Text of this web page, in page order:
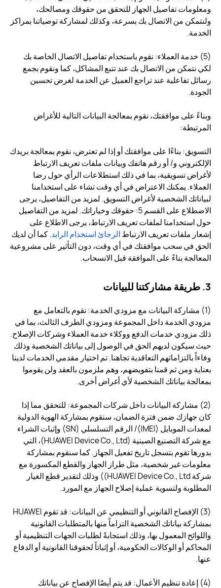
ومعلومات تفاصيل الجهاز للتحقق من حقوقك ومصالحك،
ولنتمكن من الاتصال بك بسرعة، وكذلك لمشاركة توصياتنا بمراكز
الخدمة.
(5) خدمة العملاء: نقوم باستخدام تفاصيل الاتصال الخاصة بك
لكي نتمكن من الاتصال بك عند تتبع المشاكل، كما ونقوم بجمع
رسائل تفاعلية عند تراجع العميل عن الخدمة لغرض تحسين
الجودة.
وبناءً على موافقتك، نقوم بمعالجة البيانات التالية للأغراض
المرتبطة:
التسويق: بناءًا على موافقتك أو إذا لم تعترض، نقوم بمعالجة بريدك
الإلكتروني و/ أو رقم هاتفك وبيانات ملفات تعريف الارتباط
لأغراض تسويقية، بما في ذلك استطلاعات الرأي حول رضا
العملاء. يمكنك الاعتراض في أي وقت تشاء على استخدامنا
لبياناتك الشخصية لأغراض التسويق. لمزيد من التفاصيل، يرجى
الاضطلاع على القسم 5: حقوقك وخياراتك. لمزيد من التفاصيل
حول استخدامنا لملفات تعريف الارتباط، يرجى الاطلاع على
إشعار ملفات تعريف الارتباط الرجائ استخدام الرابد. كما أن لديك
الحق في سحب موافقتك في أي وقت، دون التأثير على مشروعية
المعالجة بناءً على الموافقة قبل الانسحاب.
3. طريقة مشاركتنا للبيانات
(1) مشاركة البيانات مع مزودي الخدمة: نقوم بالتعامل مع
مزودي الخدمة داخل المجموعة ومزودي الطرف الثالث، بما في
ذلك مزودي خدمات الدفع ووكلاء خدمة العملاء وشركات الإصلاح.
حيث سيكون لديهم الحق في الوصول إلى بياناتك الشخصية وذلك
وفاءاً بالتزاماتهم التعاقدية تجاهنا. تم اختيار مقدمي الخدمات لدينا
بعناية ومن ثم قمنا بتفويضهم، وهم ملزمون بالعقد ولن يقوموا
بمعالجة بياناتك الشخصية لأي أغراض أخرى.
(2) مشاركة البيانات داخل شركات المجموعة: للتحقق مما إذا
كان جهازك ضمن فترة الضمان، سنقوم بمشاركة الهوية الدولية
لمعدات الموبايل (IMEI)/ الرقم التسلسلي (SN) وإثبات الشراء
مع شركة التصنيع الصينية (HUAWEI Device Co., Ltd)، التي
بدورها تقوم بتسجل تاريخ تفعيل الجهاز. كما سنقوم بمشاركة
معلومات غير شخصية، مثل طراز الجهاز والقطع المكسورة مع
شركة HUAWEI Device Co., Ltd)) وذلك لتقدير قطع الغيار
المطلوبة ولتسوية عملية إصلاح الجهاز مع المورد.
(3) الإفصاح القانوني أو التنظيمي عن البيانات: قد تقوم HUAWEI
بمشاركة بياناتك الشخصية التزاماً منها بالمتطلبات القانونية
واللوائح المعمول بها، وذلك استجابةً لطلبات الجهات التنظيمية أو
المحاكم أو الوكالات الحكومية، أو إثباتاً لحقوقنا القانونية أو الدفاع
عنها.
(4) إعادة تنظيم الأعمال: قد يتم أيضًا الإفصاح عن بياناتك